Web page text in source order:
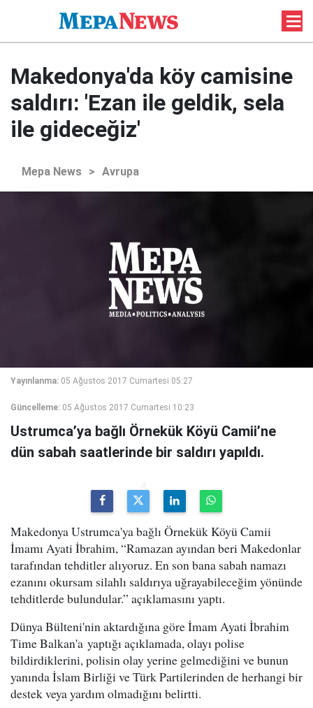
Makedonya'da köy camisine
saldırı: 'Ezan ile geldik, sela
ile gideceğiz'
Mepa News > Avrupa
Yayınlanma: 05 Ağustos 2017 Cumartesi 05:27
Güncelleme: 05 Ağustos 2017 Cumartesi 10:23
Ustrumca’ya bağlı Örnekük Köyü Camii’ne
dün sabah saatlerinde bir saldırı yapıldı.
Makedonya Ustrumca'ya bağlı Örnekük Köyü Camii
İmamı Ayati İbrahim, “Ramazan ayından beri Makedonlar
tarafından tehditler alıyoruz. En son bana sabah namazı
ezanını okursam silahlı saldırıya uğrayabileceğim yönünde
tehditlerde bulundular.” açıklamasını yaptı.
Dünya Bülteni'nin aktardığına göre İmam Ayati İbrahim
Time Balkan'a yaptığı açıklamada, olayı polise
bildirdiklerini, polisin olay yerine gelmediğini ve bunun
yanında İslam Birliği ve Türk Partilerinden de herhangi bir
destek veya yardım olmadığını belirtti.